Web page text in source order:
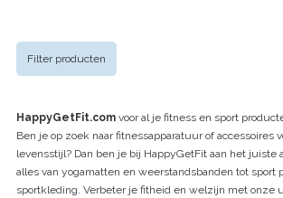
Filter producten
HappyGetFit.com voor al je fitness en sport
Ben je op zoek naar fitnessapparatuur of accessoires
levensstijl? Dan ben je bij HappyGetFit aan het juiste
alles van yogamatten en weerstandsbanden tot sport
sportkleding. Verbeter je fitheid en welzijn met onze